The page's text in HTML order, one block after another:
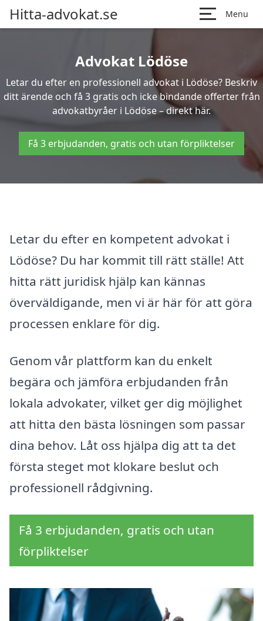
Hitta-advokat.se Menu
Advokat Lödöse
Letar du efter en professionell advokat i Lödöse? Beskriv
ditt ärende och få 3 gratis och icke bindande offerter från
advokatbyråer i Lödöse – direkt här.
Få 3 erbjudanden, gratis och utan förpliktelser
Letar du efter en kompetent advokat i
Lödöse? Du har kommit till rätt ställe! Att
hitta rätt juridisk hjälp kan kännas
överväldigande, men vi är här för att göra
processen enklare för dig.
Genom vår plattform kan du enkelt
begära och jämföra erbjudanden från
lokala advokater, vilket ger dig möjlighet
att hitta den bästa lösningen som passar
dina behov. Låt oss hjälpa dig att ta det
första steget mot klokare beslut och
professionell rådgivning.
Få 3 erbjudanden, gratis och utan
förpliktelser